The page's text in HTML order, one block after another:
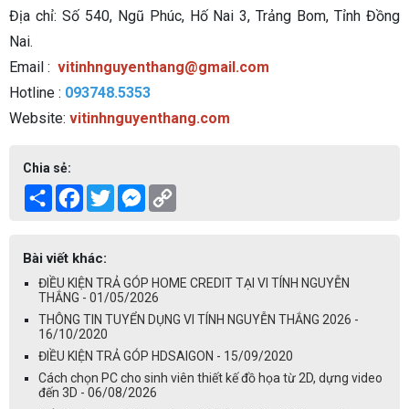
Địa chỉ: Số 540, Ngũ Phúc, Hố Nai 3, Trảng Bom, Tỉnh Đồng
Nai.
Email : vitinhnguyenthang@gmail.com
Hotline : 093748.5353
Website: vitinhnguyenthang.com
Chia sẻ:
Share Facebook
TwitterMessenger
Bài viết khác:
ĐIỀU KIỆN TRẢ GÓP HOME CREDIT TẠI VI TÍNH NGUYỄN
THẮNG - 01/05/2026
THÔNG TIN TUYỂN DỤNG VI TÍNH NGUYỄN THẮNG 2026 -
16/10/2020
ĐIỀU KIỆN TRẢ GÓP HDSAIGON - 15/09/2020
Cách chọn PC cho sinh viên thiết kế đồ họa từ 2D, dựng video
đến 3D - 06/08/2026